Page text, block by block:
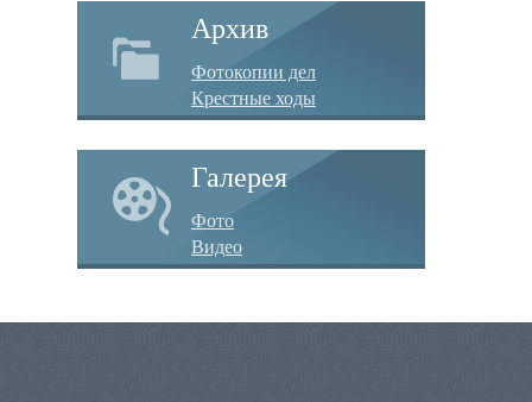
Архив
Фотокопии дел
Крестные ходы
Галерея
Фото
Видео